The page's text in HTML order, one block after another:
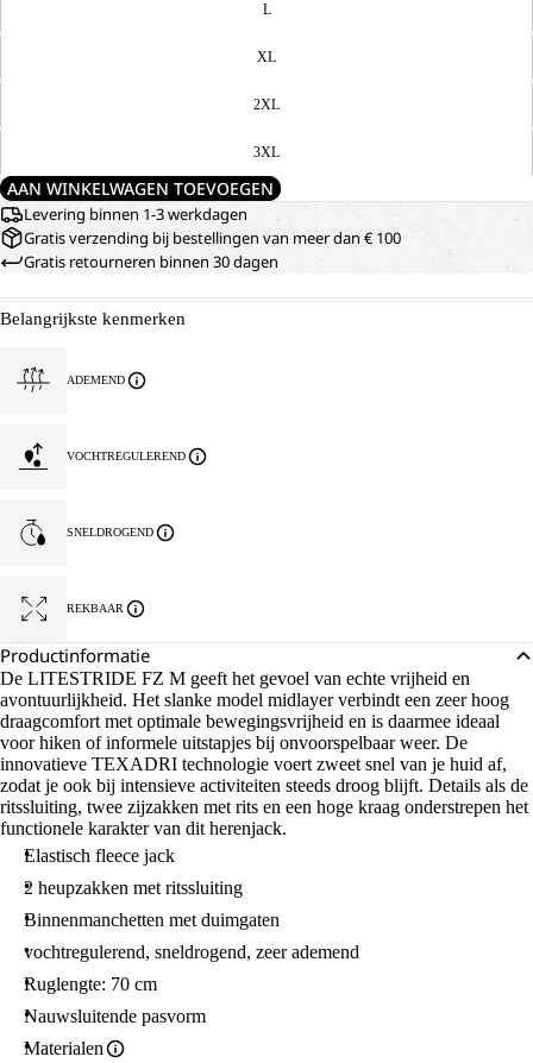
L
XL
2XL
3XL
AAN WINKELWAGEN TOEVOEGEN
Levering binnen 1-3 werkdagen
Gratis verzending bij bestellingen van meer dan € 100
Gratis retourneren binnen 30 dagen
Belangrijkste kenmerken
ADEMEND
VOCHTREGULEREND
SNELDROGEND
REKBAAR
Productinformatie
De LITESTRIDE FZ M geeft het gevoel van echte vrijheid en
avontuurlijkheid. Het slanke model midlayer verbindt een zeer hoog
draagcomfort met optimale bewegingsvrijheid en is daarmee ideaal
voor hiken of informele uitstapjes bij onvoorspelbaar weer. De
innovatieve TEXADRI technologie voert zweet snel van je huid af,
zodat je ook bij intensieve activiteiten steeds droog blijft. Details als de
ritssluiting, twee zijzakken met rits en een hoge kraag onderstrepen het
functionele karakter van dit herenjack.
Elastisch fleece jack
2 heupzakken met ritssluiting
Binnenmanchetten met duimgaten
vochtregulerend, sneldrogend, zeer ademend
Ruglengte: 70 cm
Nauwsluitende pasvorm
Materialen